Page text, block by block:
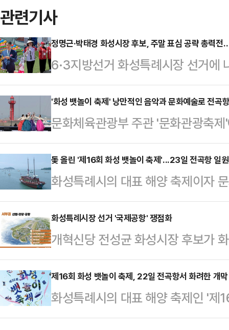
관련기사
정명근·박태경 화성시장 후보, 주말 표심 공략 총력
6·3지방선거 화성특례시장 선거에
힘 박태경 후보가 24일 주말을 맞
표심 공략에 나섰다.정명근 후보는
중유세를 열고 "30분 이동시대 실
순환철도 건설을 함께 추진하겠다"
권을 연결해 균형 발전을 이루겠다
공약인 화성순환철도는 병점역(1
을 거쳐 동탄으로 연…
'화성 뱃놀이 축제' 낭만적인 음악과 문화예술로 전곡
문화체육관광부 주관 '문화관광축
레저 축제, '제16회 화성 뱃놀이 축
가득 채웠다.축제 3일 차를 맞이한
스킹 공연이 펼쳐져 축제 분위기를
뮤지컬, 독살체험 등 가족 중심의
영돼 수많은 가족 단위 관람객들의
으로 열린 '화성 무용제'는 전통과
보이며, …
돛 올린 '제16회 화성 뱃놀이 축제'...23일 전곡항 일
화성특례시의 대표 해양 축제이자
회 연속(24~25년, 26~27년) 선정
신면 전곡항 메인무대에서 화려한
을 올렸다.'서해안 해양관광벨트
Open'을 주제로 열리는 이번 축제
서트로 축제의 서막을 열었으며, 2
트 선단이 입항하고, 취타대의 힘찬
의 시작을…
화성특례시장 선거 '국제공항' 쟁점화
개혁신당 전성균 화성시장 후보가
안을 조건부로 수용하겠다고 밝히
점으로 떠올고 있다.전 후보는 수원
해 화성 서남부권 개발과 지역경제
따른 지역 환경단체의 반발이다.전
제16회 화성 뱃놀이 축제, 22일 전곡항서 화려한 개막
화성특례시의 대표 해양 축제인 '제
면 전곡항에서 화려한 막을 올린다